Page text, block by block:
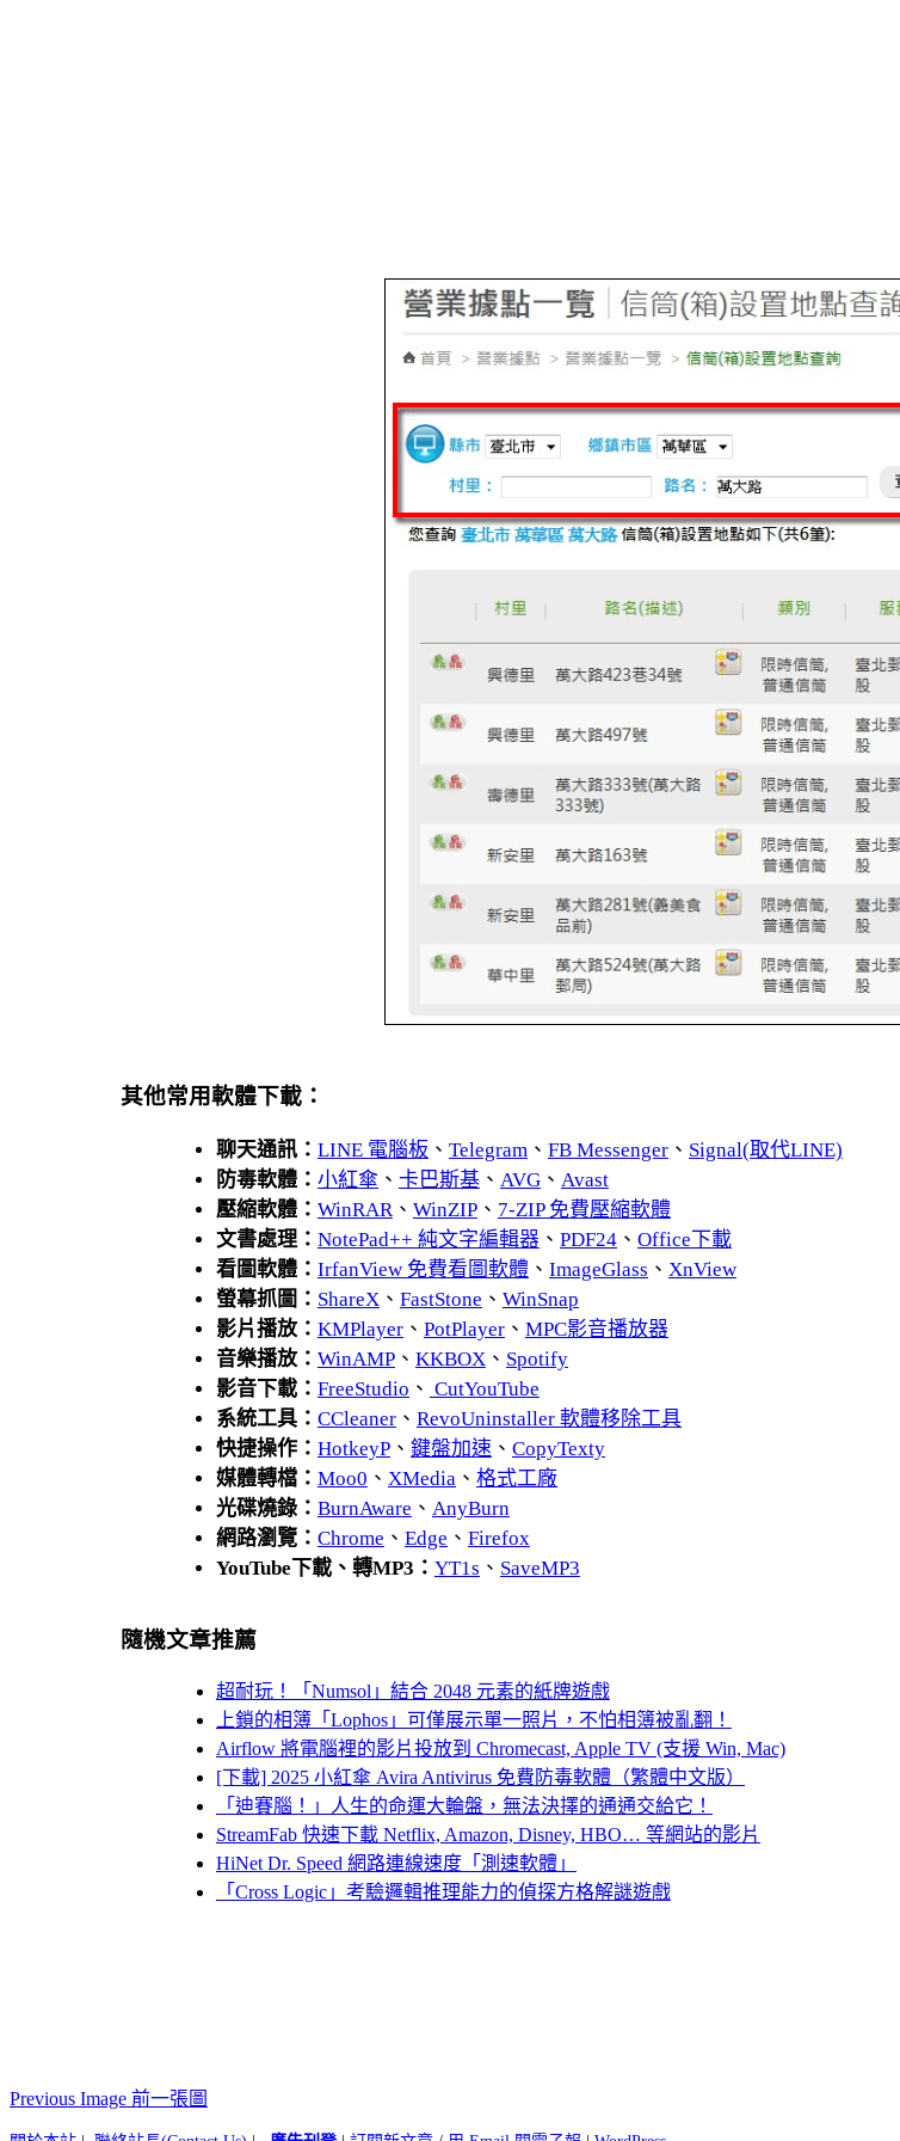
其他常用軟體下載：
聊天通訊： LINE 電腦板 、 Telegram、 FB Messenger、 Signal(取代LINE)
防毒軟體： 小紅傘 、 卡巴斯基、 AVG、 Avast
壓縮軟體： WinRAR、 WinZIP、 7-ZIP 免費壓縮軟體
文書處理： NotePad++ 純文字編輯器、 PDF24、 Office下載
看圖軟體： IrfanView 免費看圖軟體、 ImageGlass 、 XnView
螢幕抓圖： ShareX、 FastStone 、 WinSnap
影片播放： KMPlayer、 PotPlayer、 MPC影音播放器
音樂播放： WinAMP、 KKBOX、 Spotify
影音下載： FreeStudio 、 CutYouTube
系統工具： CCleaner、 RevoUninstaller 軟體移除工具
快捷操作： HotkeyP、 鍵盤加速、 CopyTexty
媒體轉檔： Moo0 、 XMedia、 格式工廠
光碟燒錄： BurnAware 、 AnyBurn
網路瀏覽： Chrome 、 Edge 、 Firefox
YouTube下載、轉MP3： YT1s 、 SaveMP3
隨機文章推薦
超耐玩！「Numsol」結合 2048 元素的紙牌遊戲
上鎖的相簿「Lophos」可僅展示單一照片，不怕相簿被亂翻！
Airflow 將電腦裡的影片投放到 Chromecast, Apple TV (支援 Win, Mac)
[下載] 2025 小紅傘 Avira Antivirus 免費防毒軟體（繁體中文版）
「迪賽腦！」人生的命運大輪盤，無法決擇的通通交給它！
StreamFab 快速下載 Netflix, Amazon, Disney, HBO… 等網站的影片
HiNet Dr. Speed 網路連線速度「測速軟體」
「Cross Logic」考驗邏輯推理能力的偵探方格解謎遊戲
Previous Image 前一張圖